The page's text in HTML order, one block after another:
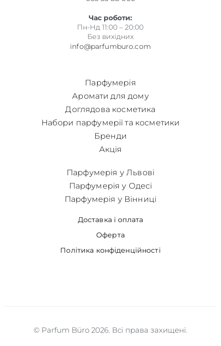
Час роботи:
Пн-Нд 11:00 – 20:00
Без вихідних
info@parfumburo.com
Парфумерія
Аромати для дому
Доглядова косметика
Набори парфумерії та косметики
Бренди
Акція
Доставка і оплата
Оферта
Політика конфіденційності
Парфумерія у Львові
Парфумерія у Одесі
Парфумерія у Вінниці
© Parfum Büro 2026. Всі права захищені.